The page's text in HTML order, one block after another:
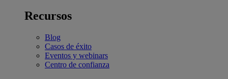
Recursos
Blog
Casos de éxito
Eventos y webinars
Centro de confianza